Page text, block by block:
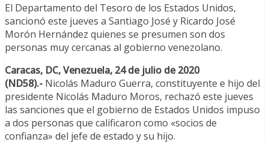
El Departamento del Tesoro de los Estados Unidos,
sancionó este jueves a Santiago José y Ricardo José
Morón Hernández quienes se presumen son dos
personas muy cercanas al gobierno venezolano.
Caracas, DC, Venezuela, 24 de julio de 2020
(ND58).- Nicolás Maduro Guerra, constituyente e hijo del
presidente Nicolás Maduro Moros, rechazó este jueves
las sanciones que el gobierno de Estados Unidos impuso
a dos personas que calificaron como «socios de
confianza» del jefe de estado y su hijo.